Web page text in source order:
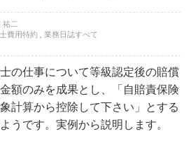
祐二
費用特約 , 業務日誌すべて
の仕事について等級認定後の賠償
額のみを成果とし、「自賠責保険
計算から控除して下さい」とする
うです。実例から説明します。